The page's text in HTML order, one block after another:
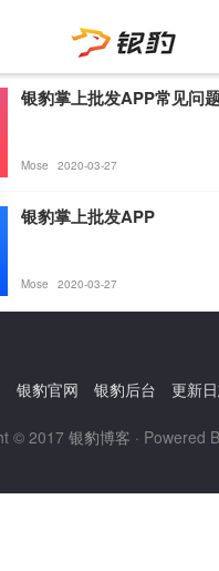
银豹掌上批发APP常见问
Mose 2020-03-27
银豹掌上批发APP
Mose 2020-03-27
银豹官网 银豹后台 更新
© 2017 银豹博客 · Powered